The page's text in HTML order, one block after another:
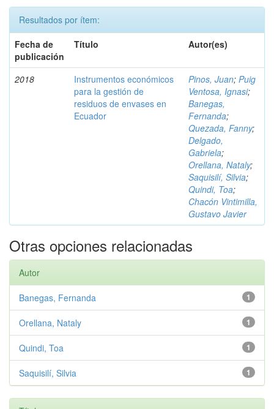
Resultados por ítem:
Fecha de
publicación
Título Autor(es)
2018
Instrumentos económicos
para la gestión de
residuos de envases en
Ecuador
Pinos, Juan; Puig
Ventosa, Ignasi;
Banegas,
Fernanda;
Quezada, Fanny;
Delgado,
Gabriela;
Orellana, Nataly;
Saquisilí, Silvia;
Quindi, Toa;
Chacón Vintimilla,
Gustavo Javier
Otras opciones relacionadas
Autor
1
Banegas, Fernanda
1
Orellana, Nataly
1
Quindi, Toa
1
Saquisilí, Silvia